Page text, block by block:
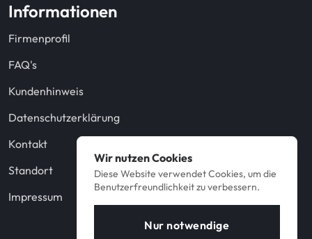
Informationen
Firmenprofil
FAQ's
Kundenhinweis
Datenschutzerklärung
Kontakt
Standort
Impressum
Wir nutzen Cookies
Diese Website verwendet Cookies, um die
Benutzerfreundlichkeit zu verbessern.
Nur notwendige